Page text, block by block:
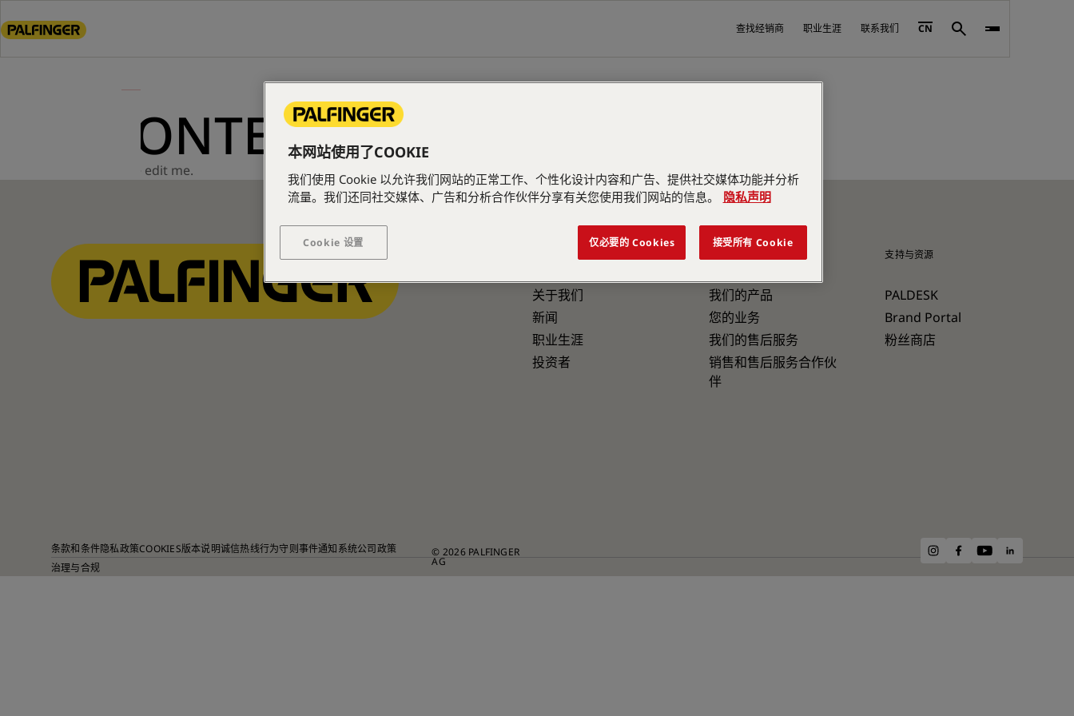
to
查找经销商 职业生涯 联系我们 CN Search
CONTENT PAGE
Please edit me.
关于我们
新闻
职业生涯
投资者
我们的产品
您的业务
我们的售后服务
销售和售后服务合作伙
伴
支持与资源
PALDESK
Brand Portal
粉丝商店
条款和条件隐私政策COOKIES版本说明诚信热线行为守则事件通知系统公司政策
治理与合规
© 2026 PALFINGER
AG instagram
facebook
youtubelinkedin
本网站使用了COOKIE
我们使用 Cookie 以允许我们网站的正常工作、个性化设计内容和广告、提供社交媒体功能并分析
流量。我们还同社交媒体、广告和分析合作伙伴分享有关您使用我们网站的信息。
隐私声明
Cookie 设置 仅必要的 Cookies 接受所有 Cookie